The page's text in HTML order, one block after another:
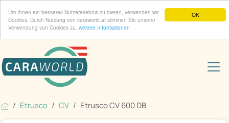
OK
Um Ihnen ein besseres Nutzererlebnis zu bieten, verwenden wir
Cookies. Durch Nutzung von caraworld.at stimmen Sie unserer
Verwendung von Cookies zu. weitere Informationen
Etrusco CV Etrusco CV 600 DB